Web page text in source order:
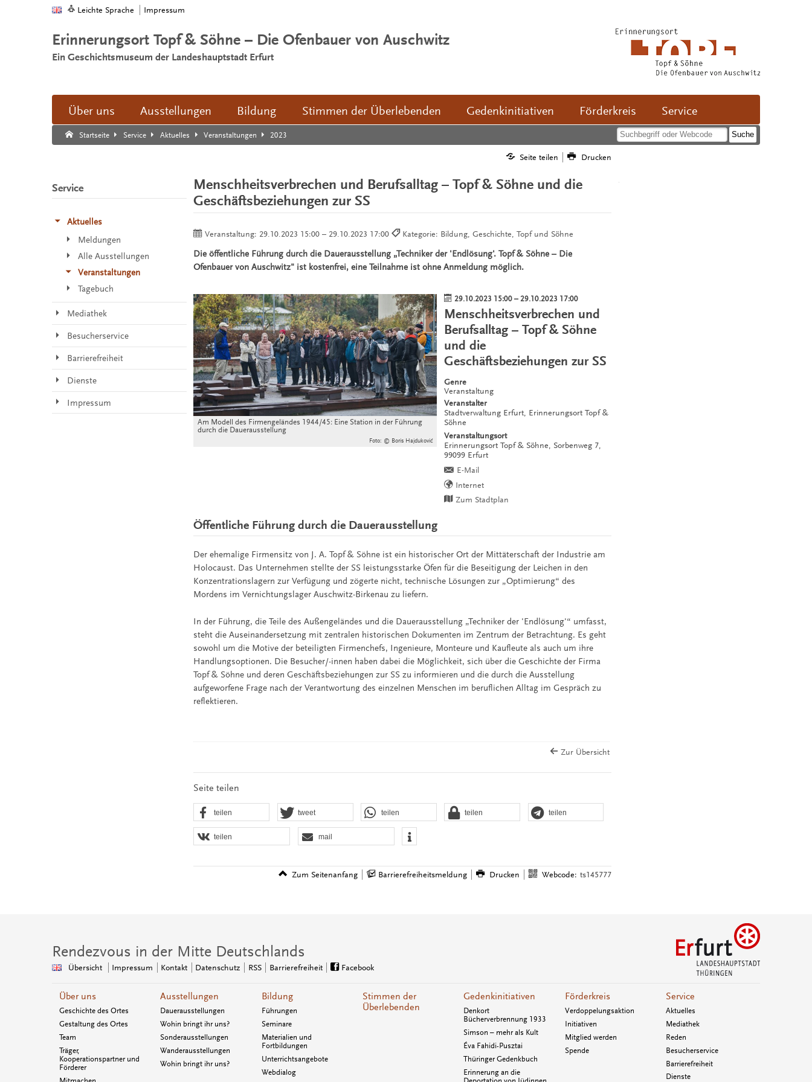
Leichte Sprache Impressum
Erinnerungsort Topf & Söhne – Die Ofenbauer von Auschwitz
Ein Geschichtsmuseum der Landeshauptstadt Erfurt
Über uns Ausstellungen Bildung Stimmen der Überlebenden Gedenkinitiativen Förderkreis Service
Startseite Service Aktuelles Veranstaltungen 2023
Suche:
Suche Ende.
Seite teilen Drucken
Menschheitsverbrechen und Berufsalltag – Topf & Söhne und die
Geschäftsbeziehungen zur SS
Veranstaltung: 29.10.2023 15:00 – 29.10.2023 17:00 Kategorie: Bildung, Geschichte, Topf und Söhne
Die öffentliche Führung durch die Dauerausstellung „Techniker der 'Endlösung'. Topf & Söhne – Die
Ofenbauer von Auschwitz" ist kostenfrei, eine Teilnahme ist ohne Anmeldung möglich.
Am Modell des Firmengeländes 1944/45: Eine Station in der Führung
durch die Dauerausstellung
Foto: © Boris Hajduković
29.10.2023 15:00 –29.10.2023 17:00
Menschheitsverbrechen und
Berufsalltag – Topf & Söhne
und die
Geschäftsbeziehungen zur SS
Genre
Veranstaltung
Veranstalter
Stadtverwaltung Erfurt, Erinnerungsort Topf &
Söhne
Veranstaltungsort
Erinnerungsort Topf & Söhne, Sorbenweg 7,
99099 Erfurt
E-Mail
Internet
Zum Stadtplan
Öffentliche Führung durch die Dauerausstellung
Der ehemalige Firmensitz von J. A. Topf & Söhne ist ein historischer Ort der Mittäterschaft der Industrie am
Holocaust. Das Unternehmen stellte der SS leistungsstarke Öfen für die Beseitigung der Leichen in den
Konzentrationslagern zur Verfügung und zögerte nicht, technische Lösungen zur „Optimierung“ des
Mordens im Vernichtungslager Auschwitz-Birkenau zu liefern.
In der Führung, die Teile des Außengeländes und die Dauerausstellung „Techniker der 'Endlösung'“ umfasst,
steht die Auseinandersetzung mit zentralen historischen Dokumenten im Zentrum der Betrachtung. Es geht
sowohl um die Motive der beteiligten Firmenchefs, Ingenieure, Monteure und Kaufleute als auch um ihre
Handlungsoptionen. Die Besucher/-innen haben dabei die Möglichkeit, sich über die Geschichte der Firma
Topf & Söhne und deren Geschäftsbeziehungen zur SS zu informieren und die durch die Ausstellung
aufgeworfene Frage nach der Verantwortung des einzelnen Menschen im beruflichen Alltag im Gespräch zu
reflektieren.
Zur Übersicht
Seite teilen
teilen tweet teilen teilen teilen
teilen mail
Zum Seitenanfang Barrierefreiheitsmeldung Drucken Webcode: ts145777
Service
Aktuelles
Meldungen
Alle Ausstellungen
Veranstaltungen
Tagebuch
Mediathek
Besucherservice
Barrierefreiheit
Dienste
Impressum
Rendezvous in der Mitte Deutschlands
Übersicht Impressum Kontakt Datenschutz RSS Barrierefreiheit Facebook
Über uns
Geschichte des Ortes
Gestaltung des Ortes
Team
Träger,
Kooperationspartner und
Förderer
Ausstellungen
Dauerausstellungen
Wohin bringt ihr uns?
Sonderausstellungen
Wanderausstellungen
Wohin bringt ihr uns?
Bildung
Führungen
Seminare
Materialien und
Fortbildungen
Unterrichtsangebote
Webdialog
Stimmen der
Überlebenden
Gedenkinitiativen
Denkort
Bücherverbrennung 1933
Simson – mehr als Kult
Éva Fahidi-Pusztai
Thüringer Gedenkbuch
Erinnerung an die
Förderkreis
Verdoppelungsaktion
Initiativen
Mitglied werden
Spende
Service
Aktuelles
Mediathek
Reden
Besucherservice
Barrierefreiheit
Dienste